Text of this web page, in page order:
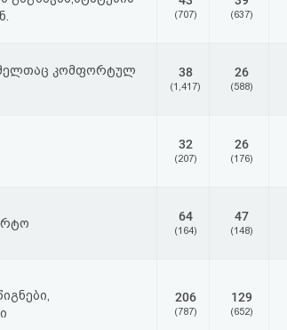
(707) (637)
კომფორტულ
38
(1,417)
26
(588)
32
(207)
26
(176)
64
(164)
47
(148)
206
(787)
129
(652)